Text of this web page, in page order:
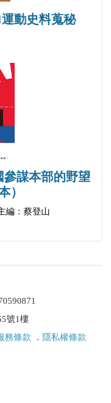
動史料蒐秘
謀本部的野望
）
編：蔡登山
號1樓
務條款 ． 隱私權條款